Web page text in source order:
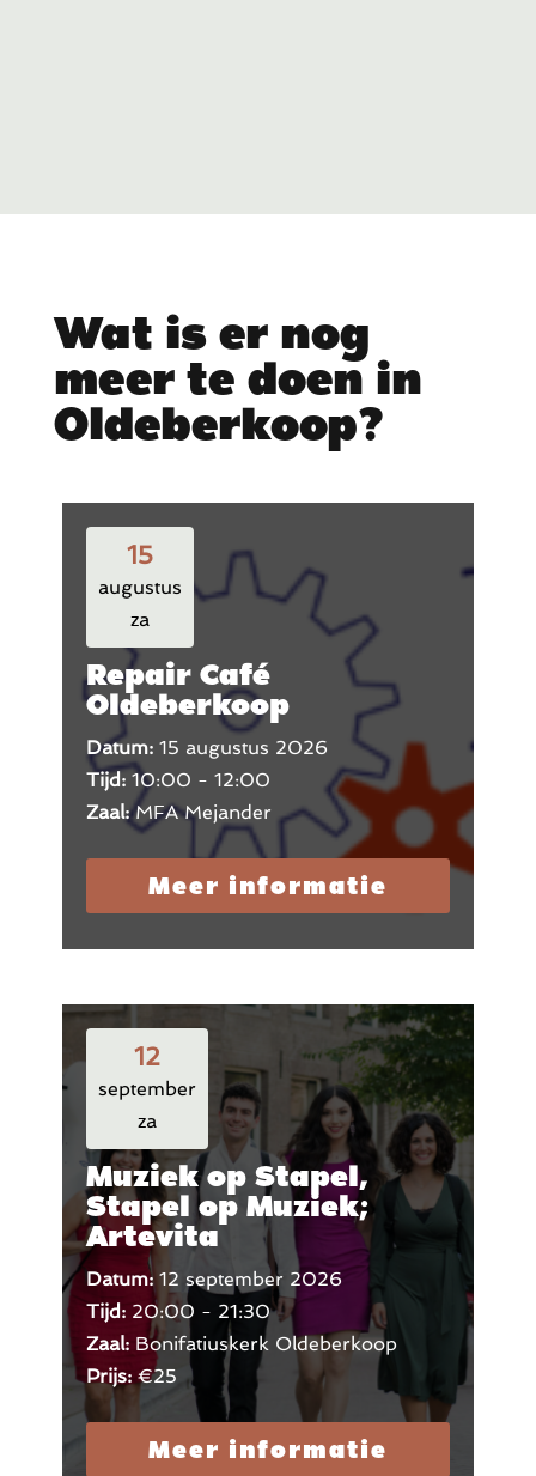
Wat is er nog
meer te doen in
Oldeberkoop?
15
augustus
za
Repair Café
Oldeberkoop
Datum: 15 augustus 2026
Tijd: 10:00 - 12:00
Zaal:MFA Mejander
Meer informatie
12
september
za
Muziek op Stapel,
Stapel op Muziek;
Artevita
Datum: 12 september 2026
Tijd: 20:00 - 21:30
Zaal: Bonifatiuskerk Oldeberkoop
Prijs: €25
Meer informatie